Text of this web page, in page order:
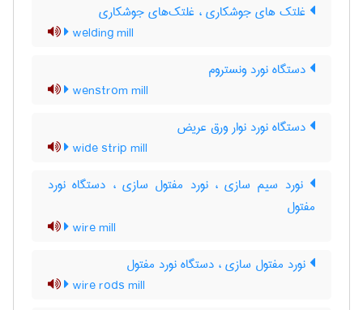
غلتک های جوشکاری ، غلتک‌های جوشکاری
welding mill
دستگاه نورد ونستروم
wenstrom mill
دستگاه نورد نوار ورق عریض
wide strip mill
نورد سیم سازی ، نورد مفتول سازی ، دستگاه نورد
مفتول
wire mill
نورد مفتول سازی ، دستگاه نورد مفتول
wire rods mill